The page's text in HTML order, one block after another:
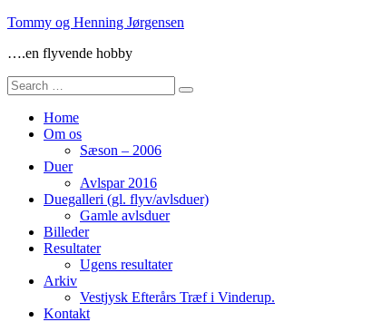
Skip
content
Tommy og Henning Jørgensen
….en flyvende hobby
Search
for:
Home
Om os
Sæson – 2006
Duer
Avlspar 2016
Duegalleri (gl. flyv/avlsduer)
Gamle avlsduer
Billeder
Resultater
Ugens resultater
Arkiv
Vestjysk Efterårs Træf i Vinderup.
Kontakt